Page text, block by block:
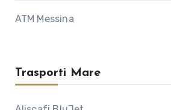
ATM Messina
Trasporti Mare